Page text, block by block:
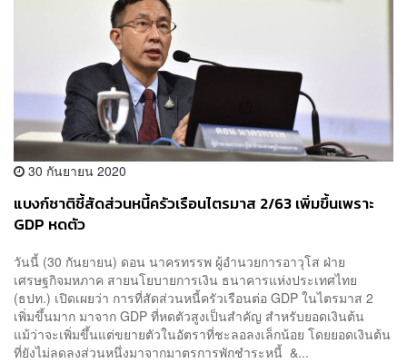
30 กันยายน 2020
แบงก์ชาติชี้สัดส่วนหนี้ครัวเรือนไตรมาส 2/63 เพิ่มขึ้นเพราะ
GDP หดตัว
วันนี้ (30 กันยายน) ดอน นาครทรรพ ผู้อำนวยการอาวุโส ฝ่าย
เศรษฐกิจมหภาค สายนโยบายการเงิน ธนาคารแห่งประเทศไทย
(ธปท.) เปิดเผยว่า การที่สัดส่วนหนี้ครัวเรือนต่อ GDP ในไตรมาส 2
เพิ่มขึ้นมาก มาจาก GDP ที่หดตัวสูงเป็นสำคัญ สำหรับยอดเงินต้น
แม้ว่าจะเพิ่มขึ้นแต่ขยายตัวในอัตราที่ชะลอลงเล็กน้อย โดยยอดเงินต้น
ที่ยังไม่ลดลงส่วนหนึ่งมาจากมาตรการพักชำระหนี้ &...